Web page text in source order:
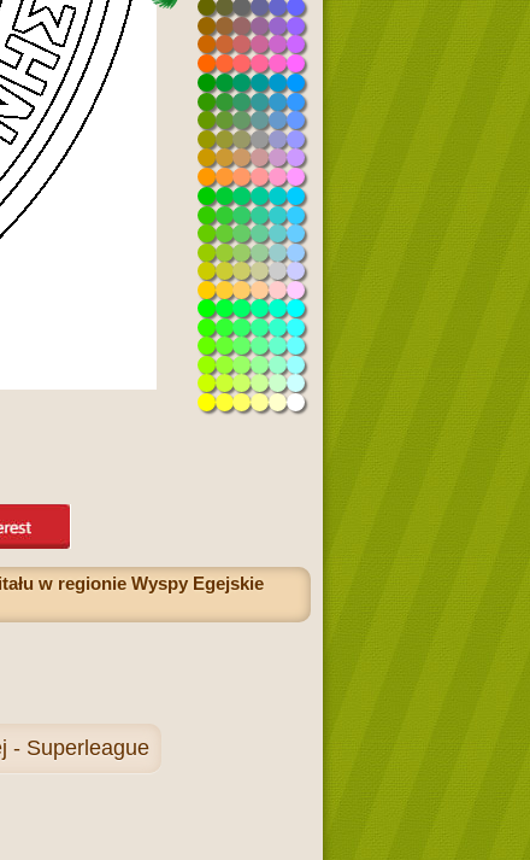
w regionie Wyspy Egejskie
- Superleague